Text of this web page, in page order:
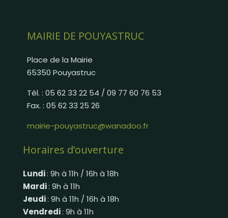
MAIRIE DE POUYASTRUC
Place de la Mairie
65350 Pouyastruc
Tél. : 05 62 33 22 54 / 09 77 60 76 53
Fax. : 05 62 33 25 26
mairie-pouyastruc@wanadoo.fr
Horaires d’ouverture
Lundi: 9h à 11h / 16h à 18h
Mardi: 9h à 11h
Jeudi: 9h à 11h / 16h à 18h
Vendredi: 9h à 11h